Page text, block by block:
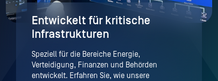
Entwickelt für kritische
Infrastrukturen
Speziell für die Bereiche Energie,
Verteidigung, Finanzen und Behörden
entwickelt. Erfahren Sie, wie unsere